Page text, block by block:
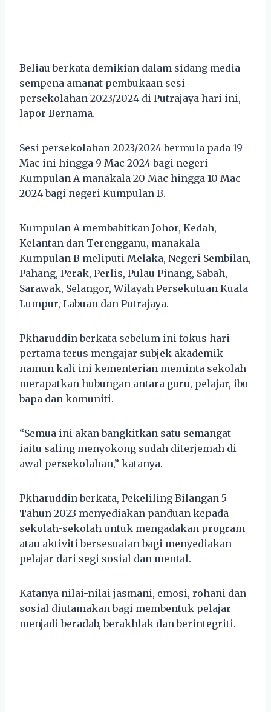
Beliau berkata demikian dalam sidang media
sempena amanat pembukaan sesi
persekolahan 2023/2024 di Putrajaya hari ini,
lapor Bernama.
Sesi persekolahan 2023/2024 bermula pada 19
Mac ini hingga 9 Mac 2024 bagi negeri
Kumpulan A manakala 20 Mac hingga 10 Mac
2024 bagi negeri Kumpulan B.
Kumpulan A membabitkan Johor, Kedah,
Kelantan dan Terengganu, manakala
Kumpulan B meliputi Melaka, Negeri Sembilan,
Pahang, Perak, Perlis, Pulau Pinang, Sabah,
Sarawak, Selangor, Wilayah Persekutuan Kuala
Lumpur, Labuan dan Putrajaya.
Pkharuddin berkata sebelum ini fokus hari
pertama terus mengajar subjek akademik
namun kali ini kementerian meminta sekolah
merapatkan hubungan antara guru, pelajar, ibu
bapa dan komuniti.
“Semua ini akan bangkitkan satu semangat
iaitu saling menyokong sudah diterjemah di
awal persekolahan,” katanya.
Pkharuddin berkata, Pekeliling Bilangan 5
Tahun 2023 menyediakan panduan kepada
sekolah-sekolah untuk mengadakan program
atau aktiviti bersesuaian bagi menyediakan
pelajar dari segi sosial dan mental.
Katanya nilai-nilai jasmani, emosi, rohani dan
sosial diutamakan bagi membentuk pelajar
menjadi beradab, berakhlak dan berintegriti.